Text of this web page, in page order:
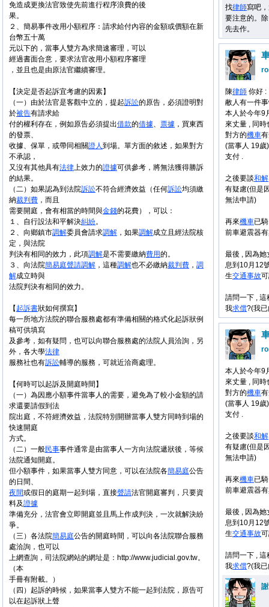
免造成更換法官致使先前進行程序浪費的後
果。
２、簡易事件改用小額程序：請求給付內容的金額或價額在新
台幣五十萬
元以下的，當事人雙方為求簡速審理，可以
經過書面合意，要求法官改用小額程序審理
，並且也是由原法官繼續審理。
【決定是否起訴宜考慮的因素】
（一）由於法官是客觀中立的，提起訴訟的原告，必須證明對
於被告有請求給
付的權利存在，例如原告必須提出借款的借據、 票據 ，買東西
的發票、
收據、保單，或帶同相關證人到場。單方面的敘述，如果對方
不承認，
又沒有其他具有法律上效力的證據可供參考，將無法獲得勝訴
的結果。
（二）如果認為到法院訴訟不符合經濟效益（任何訴訟均須繳
納裁判費 ，而且
需要開庭，會有相當的時間與金錢的花費），可以：
１、自行設法和平解決糾紛。
２、向鄉鎮市調解委員會請求調解 ，如果調解成立且經法院核
定，與法院
判決有相同的效力，此項調解是不需要繳納費用的。
３、向法院簡易庭聲請調解 ，這種調解也不必繳納裁判費 ， 調
解成立時與
法院判決有相同的效力。
【 起訴書狀如何撰寫】
每一所地方法院的聯合服務處都有準備相關的格式化起訴狀例
稿可供填寫
及參考，如有疑問，也可以向聯合服務處的法院人員洽詢，另
外，各大學法律
服務社也有訴訟輔導的服務，可就近洽商處理。
【何時可以起訴及開庭時間】
（一）為因應小額事件當事人的需要，避免為了較小金額的請
求還要請假到法
院出庭，不符經濟效益，法院特別開辦當事人雙方同時到場的
快速開庭
方式。
（二）一般民事事件通常是由當事人一方向法院遞狀後，等候
法院通知開庭。
但小額事件，如果當事人雙方同意，可以在法院各簡易庭公告
的日間、
夜間或假日的庭期一起到場，直接聲請法官開庭審判，只要資
料及證據
準備充分，法官會立即開庭並且馬上作成判決，一次就解決紛
爭。
（三）各法院簡易庭公告的開庭時間，可以向各法院聯合服務
處洽詢，也可以
上網查詢，司法院網站的網址是：http://www.judicial.gov.tw。
（本
手冊有附載。）
（四）起訴的時候，如果當事人雙方不能一起到法院，原告可
以在起訴狀上聲
找律師寫吧
要注意的。
先去作。
陳律師 你好 :
敝人有一件
本人於今年9
來丈量 , 同時
對方的機車
(當事人 19歲)
支付 .
之後要談和解
有疑慮(但是
無法申請)
再來機車已
前車避震器
最後 , 因為
息到10月12
生交通事故
請問一下 ,
我求償?(我
本人於今年9
來丈量 , 同時
對方的機車
(當事人 19歲)
支付 .
之後要談和解
有疑慮(但是
無法申請)
再來機車已
前車避震器
最後 , 因為
息到10月12
生交通事故
請問一下 ,
我求償?(我